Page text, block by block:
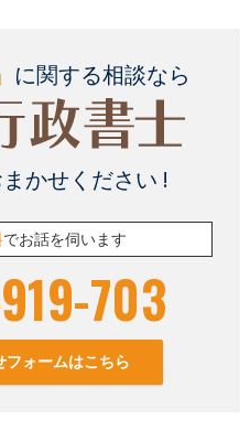
に関する相談なら
かせください !
でお話を伺います
703
フォームはこちら